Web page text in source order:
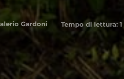
Gardoni Tempo di lettura: 1